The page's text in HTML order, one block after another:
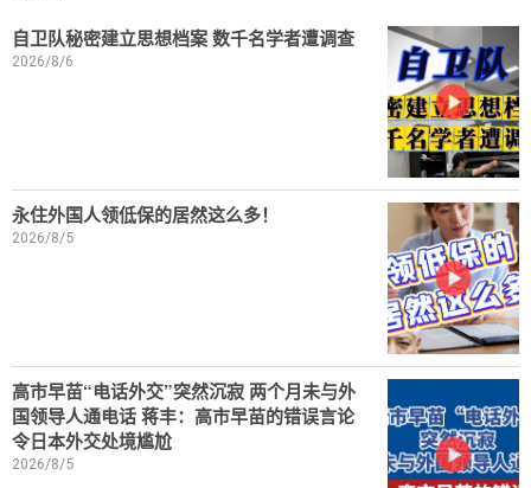
自卫队秘密建立思想档案 数千名学者遭调查
2026/8/6
永住外国人领低保的居然这么多！
2026/8/5
高市早苗“电话外交”突然沉寂 两个月未与外
国领导人通电话 蒋丰：高市早苗的错误言论
令日本外交处境尴尬
2026/8/5